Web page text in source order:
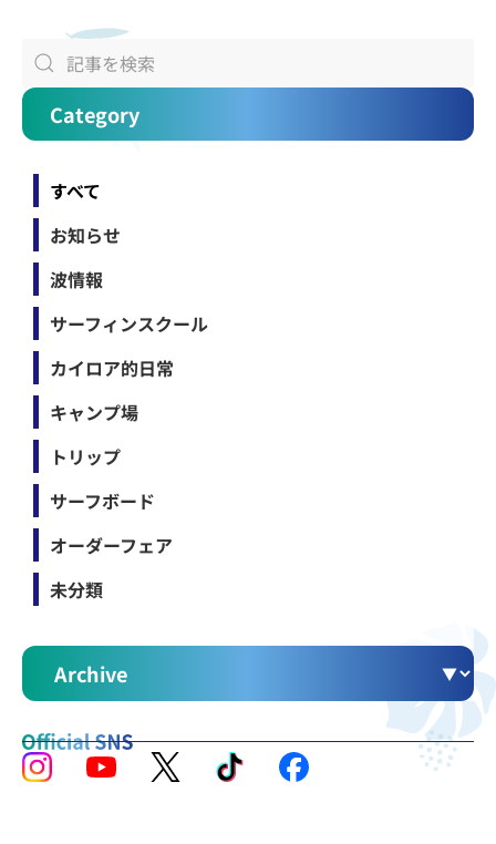
Category
すべて
お知らせ
波情報
サーフィンスクール
カイロア的日常
キャンプ場
トリップ
サーフボード
オーダーフェア
未分類